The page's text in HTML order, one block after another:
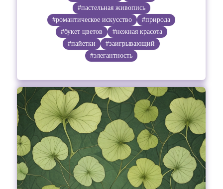
#пастельная живопись
#романтическое искусство
#природа
#букет цветов
#нежная красота
#пайетки
#заигрывающий
#элегантность